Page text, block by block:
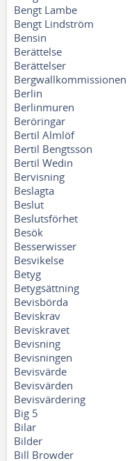
Bengt Lambe
Bengt Lindström
Bensin
Berättelse
Berättelser
Bergwallkommissionen
Berlin
Berlinmuren
Beröringar
Bertil Almlöf
Bertil Bengtsson
Bertil Wedin
Bervisning
Beslagta
Beslut
Beslutsförhet
Besök
Besserwisser
Besvikelse
Betyg
Betygsättning
Bevisbörda
Beviskrav
Beviskravet
Bevisning
Bevisningen
Bevisvärde
Bevisvärden
Bevisvärdering
Big 5
Bilar
Bilder
Bill Browder